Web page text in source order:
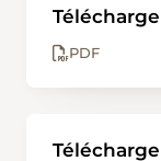
PDF